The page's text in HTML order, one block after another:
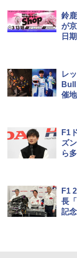
鈴
が
日
レ
催
F1
ズ
ら
F1
長
記